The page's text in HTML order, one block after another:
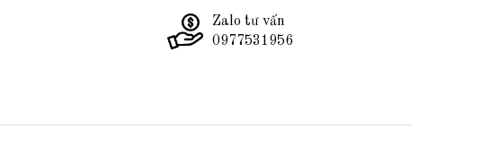
Zalo tư vấn
0977531956